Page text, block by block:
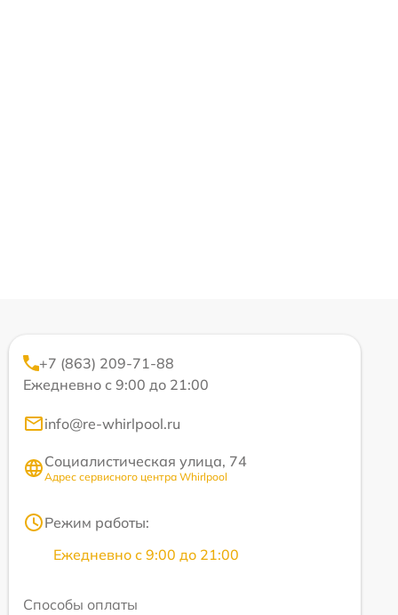
+7 (863) 209-71-88
Ежедневно с 9:00 до 21:00
info@re-whirlpool.ru
Социалистическая улица, 74
Адрес сервисного центра Whirlpool
Режим работы:
Ежедневно с 9:00 до 21:00
Способы оплаты